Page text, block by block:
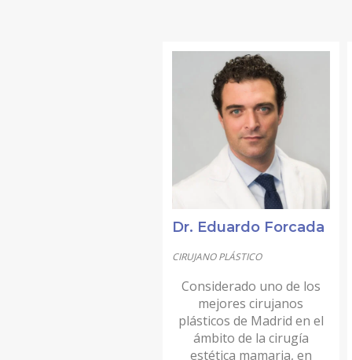
RINOPLASTIA ULTRASÓNICA
BOLA DE BICHAT
PÁRPADO CAÍDO – PTOSIS PALPEBRAL
CIRUGÍA MAMARIA
ARMONIZACIÓN DE PECHO MÍA® FEMTECH™
AUMENTO DE PECHO
AUMENTO DE PECHO VÍA AXILAR
Dr. Eduardo Forcada
CIRUJANO PLÁSTICO
Considerado uno de los
mejores cirujanos
plásticos de Madrid en el
ámbito de la cirugía
estética mamaria, en